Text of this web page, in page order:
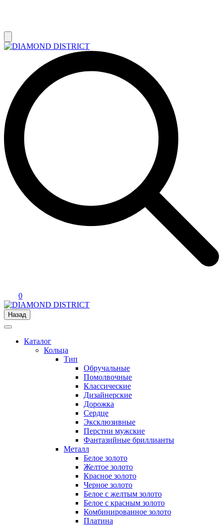
0
Назад
Каталог
Кольца
Тип
Обручальные
Помолвочные
Классические
Дизайнерские
Дорожка
Сердце
Эксклюзивные
Перстни мужские
Фантазийные бриллианты
Металл
Белое золото
Желтое золото
Красное золото
Черное золото
Белое с желтым золото
Белое с красным золото
Комбинированное золото
Платина